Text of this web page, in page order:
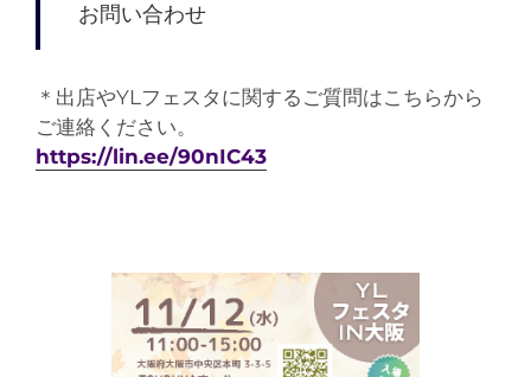
お問い合わせ
＊出店やYLフェスタに関するご質問はこちらから
ご連絡ください。
https://lin.ee/90nIC43